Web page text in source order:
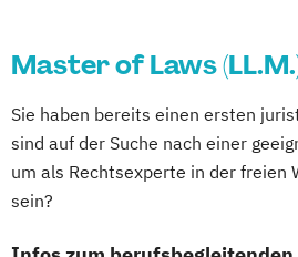
Taxation
Wirtschaft & Management
Wirtschaftsinformatik
Master of Laws
Sie haben bereits einen ersten
sind auf der Suche nach einer
um als Rechtsexperte in der freien
sein?